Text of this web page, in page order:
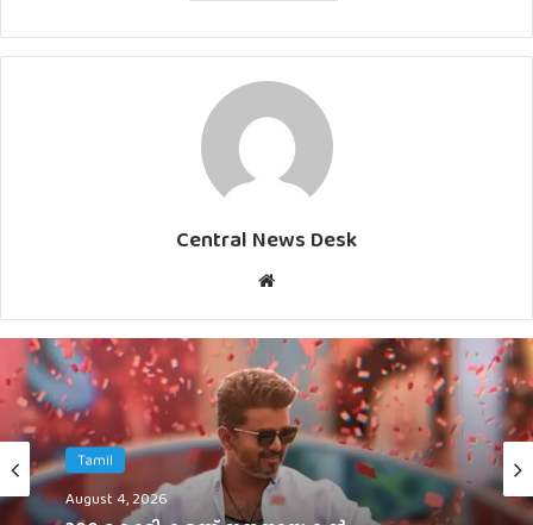
Central News Desk
Tamil
English
August 2, 2026